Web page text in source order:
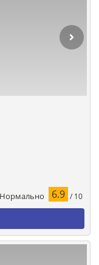
Нормально 6.9 / 10